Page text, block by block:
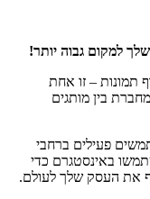
למקום גבוה יותר!
תמונות – זו אחת
בין מותגים
מ-2 מיליארד משתמשים פעילים ברחבי
באינסטגרם כדי
את העסק שלך לעולם.